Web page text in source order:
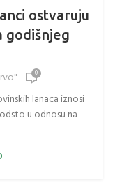
ostvaruju
godišnjeg
0
lanaca iznosi
u odnosu na